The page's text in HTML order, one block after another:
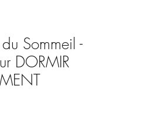
Sommeil -
DORMIR